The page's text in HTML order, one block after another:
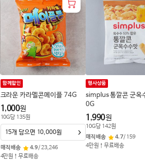
크라운 카라멜콘메이플 74G
함께할인
1,000원
10G당 135원
매직배송 4.9 /23,246
4만원↑무료배송
15개 담으면 10,000원
simplus 통깔콘 군옥
0G
행사상품
1,990원
10G당 142원
매직배송
4.7/ 159
4만원↑무료배송